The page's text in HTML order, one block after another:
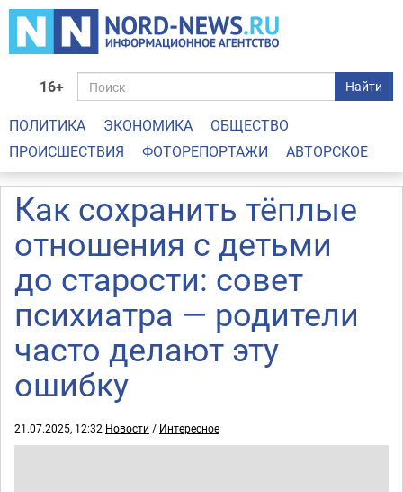
16+ Найти
ПОЛИТИКА ЭКОНОМИКА
ОБЩЕСТВО
ПРОИСШЕСТВИЯ
ФОТОРЕПОРТАЖИ АВТОРСКОЕ
Как сохранить тёплые
отношения с детьми
до старости: совет
психиатра — родители
часто делают эту
ошибку
21.07.2025, 12:32 Новости / Интересное